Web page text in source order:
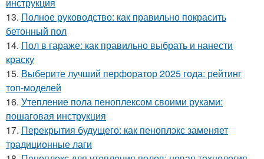
инструкция
13. Полное руководство: как правильно покрасить
бетонный пол
14. Пол в гараже: как правильно выбрать и нанести
краску
15. Выберите лучший перфоратор 2025 года: рейтинг
топ-моделей
16. Утепление пола пеноплексом своими руками:
пошаговая инструкция
17. Перекрытия будущего: как пеноплэкс заменяет
традиционные лаги